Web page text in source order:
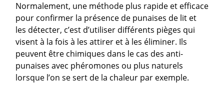
Normalement, une méthode plus rapide et efficace
pour confirmer la présence de punaises de lit et
les détecter, c’est d’utiliser différents pièges qui
visent à la fois à les attirer et à les éliminer. Ils
peuvent être chimiques dans le cas des anti-
punaises avec phéromones ou plus naturels
lorsque l’on se sert de la chaleur par exemple.